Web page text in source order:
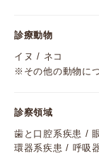
診療動物
イヌ / ネコ
※その他の動物に
診察領域
歯と口腔系疾患 /
環器系疾患 / 呼吸